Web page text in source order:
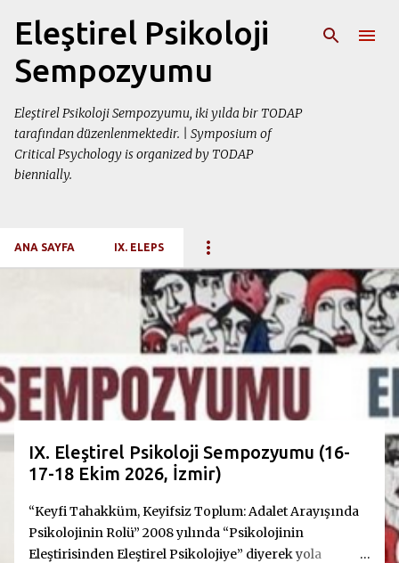
Ana içeriğe atla
Eleştirel Psikoloji
Sempozyumu
Eleştirel Psikoloji Sempozyumu, iki yılda bir TODAP
tarafından düzenlenmektedir. | Symposium of
Critical Psychology is organized by TODAP
biennially.
ANA SAYFA IX. ELEPS
y
ı
t
l
IX. Eleştirel Psikoloji Sempozyumu (16-
17-18 Ekim 2026, İzmir)
“Keyfi Tahakküm, Keyifsiz Toplum: Adalet Arayışında
Psikolojinin Rolü” 2008 yılında “Psikolojinin
Eleştirisinden Eleştirel Psikolojiye” diyerek yola